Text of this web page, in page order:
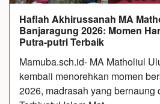
Haflah Akhirussanah MA
Banjaragung 2026: Momen
Putra-putri Terbaik
Mamuba.sch.id- MA Matholiul
kembali menorehkan momen
2026, madrasah yang bernaung